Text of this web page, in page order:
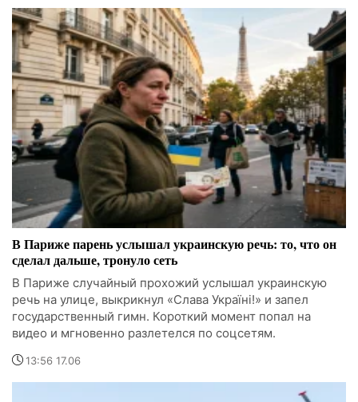
В Париже парень услышал украинскую речь: то, что он
сделал дальше, тронуло сеть
В Париже случайный прохожий услышал украинскую
речь на улице, выкрикнул «Слава Україні!» и запел
государственный гимн. Короткий момент попал на
видео и мгновенно разлетелся по соцсетям.
13:56 17.06